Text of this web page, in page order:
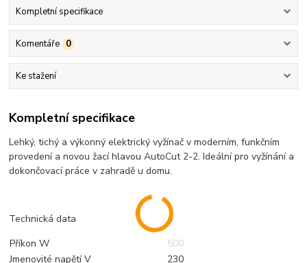
Kompletní specifikace
Komentáře 0
Ke stažení
Kompletní specifikace
Lehký, tichý a výkonný elektrický vyžínač v moderním, funkčním
provedení a novou žací hlavou AutoCut 2-2. Ideální pro vyžínání a
dokončovací práce v zahradě u domu.
Technická data
Příkon W
500
Jmenovité napětí V
230